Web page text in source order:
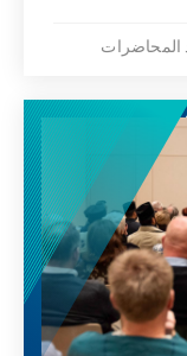
Konrad-
Vogel.
Theo
die
المحاضرات